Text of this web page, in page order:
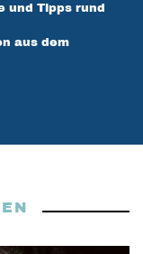
und Tipps rund
aus dem